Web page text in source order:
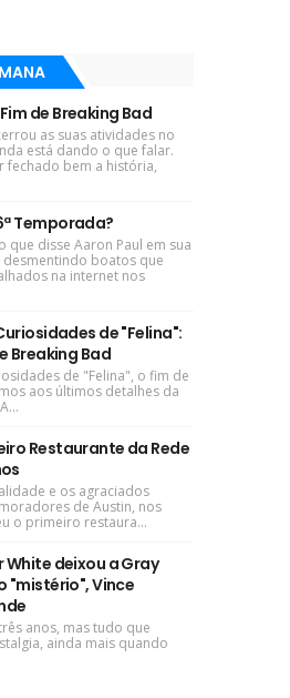
de Breaking Bad
as suas atividades no
está dando o que falar.
fechado bem a história,
Temporada?
que disse Aaron Paul em sua
desmentindo boatos que
na internet nos
de "Felina":
Breaking Bad
de "Felina", o fim de
aos últimos detalhes da
Restaurante da Rede
e os agraciados
de Austin, nos
o primeiro restaura...
White deixou a Gray
"mistério", Vince
anos, mas tudo que
ainda mais quando